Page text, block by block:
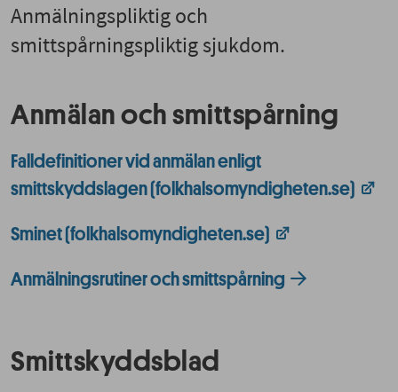
Anmälningspliktig och
smittspårningspliktig sjukdom.
Anmälan och smittspårning
Falldefinitioner vid anmälan enligt
smittskyddslagen (folkhalsomyndigheten.se)
Sminet (folkhalsomyndigheten.se)
Anmälningsrutiner och smittspårning
Smittskyddsblad